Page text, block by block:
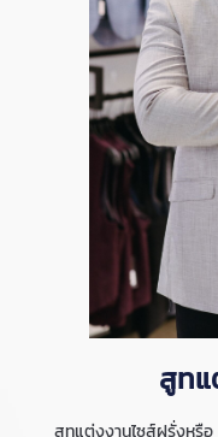
สูท
สูทแต่งงานไซส์ฝรั่งหรื